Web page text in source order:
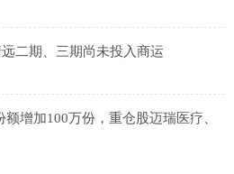
二期、三期尚未投入商运
增加100万份，重仓股迈瑞医疗、